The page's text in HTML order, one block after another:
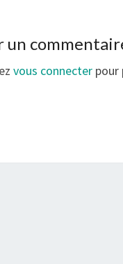
un
vous connecter pour